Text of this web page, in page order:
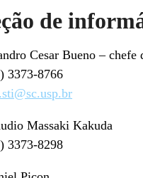
de
Cesar Bueno – chefe
3373-8766
Massaki Kakuda
3373-8298